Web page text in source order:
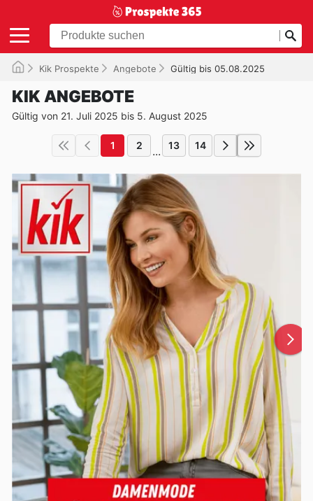
Kik Prospekte Angebote Gültig bis 05.08.2025
KIK ANGEBOTE
Gültig von 21. Juli 2025 bis 5. August 2025
1 2 ... 13 14